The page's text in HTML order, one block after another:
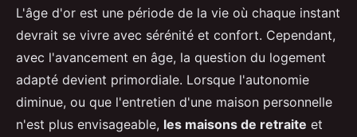
L'âge d'or est une période de la vie où chaque instant
devrait se vivre avec sérénité et confort. Cependant,
avec l'avancement en âge, la question du logement
adapté devient primordiale. Lorsque l'autonomie
diminue, ou que l'entretien d'une maison personnelle
n'est plus envisageable, les maisons de retraite et